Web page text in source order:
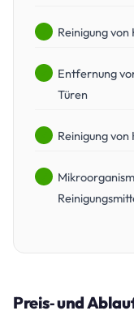
Reinigung
Entfernung
Türen
Reinigung
Preis‑ und